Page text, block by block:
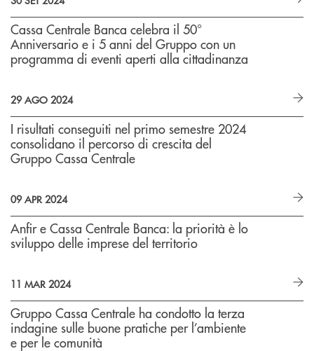
Cassa Centrale Banca celebra il 50°
Anniversario e i 5 anni del Gruppo con un
programma di eventi aperti alla cittadinanza
29 AGO 2024
I risultati conseguiti nel primo semestre 2024
consolidano il percorso di crescita del
Gruppo Cassa Centrale
09 APR 2024
Anfir e Cassa Centrale Banca: la priorità è lo
sviluppo delle imprese del territorio
11 MAR 2024
Gruppo Cassa Centrale ha condotto la terza
indagine sulle buone pratiche per l’ambiente
e per le comunità